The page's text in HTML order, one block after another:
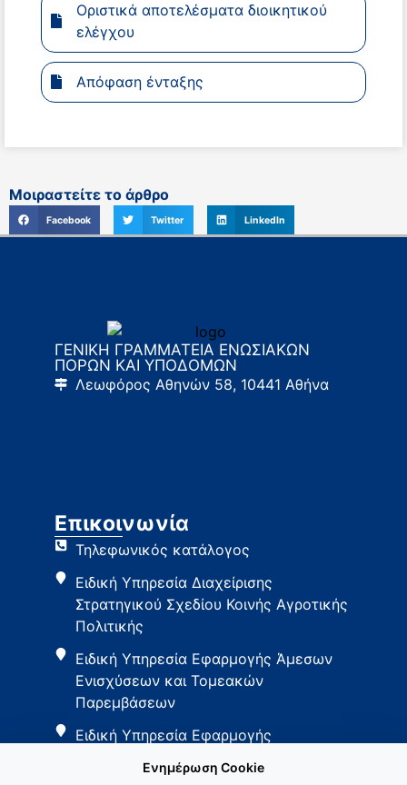
Οριστικά αποτελέσματα διοικητικού
ελέγχου
Απόφαση ένταξης
Μοιραστείτε το άρθρο
Facebook Twitter LinkedIn
ΓΕΝΙΚΗ ΓΡΑΜΜΑΤΕΙΑ ΕΝΩΣΙΑΚΩΝ
ΠΟΡΩΝ ΚΑΙ ΥΠΟΔΟΜΩΝ
Λεωφόρος Αθηνών 58, 10441 Αθήνα
Επικοινωνία
Τηλεφωνικός κατάλογος
Ειδική Υπηρεσία Διαχείρισης
Στρατηγικού Σχεδίου Κοινής Αγροτικής
Πολιτικής
Ειδική Υπηρεσία Εφαρμογής Άμεσων
Ενισχύσεων και Τομεακών
Παρεμβάσεων
Ειδική Υπηρεσία Εφαρμογής
Ενημέρωση Cookie